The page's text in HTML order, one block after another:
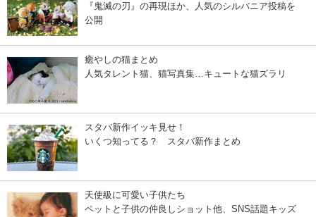
『鬼滅の刃』の再現ほか、人気のシルバニア投稿を
公開
癒やしの猫まとめ
人気タレント猫、猫写真集…キュートな猫ズラリ
スタバ新作イッキ見せ！
いくつ知ってる？ スタバ新作まとめ
天使級に可愛い子供たち
ペットと子供の仲良しショット他、SNS話題キッズ